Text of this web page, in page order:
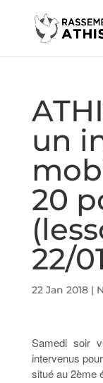
un
20
22/
22 Jan 2018|
Samedi soir
intervenus
situé au 2ème